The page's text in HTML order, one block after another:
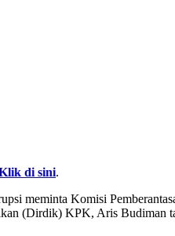
di sini.
meminta Komisi
(Dirdik) KPK, Aris Budiman